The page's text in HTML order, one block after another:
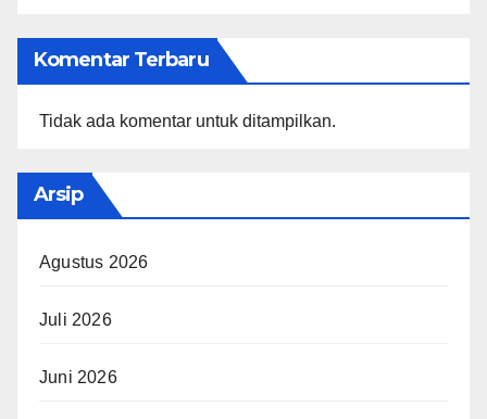
Komentar Terbaru
Tidak ada komentar untuk ditampilkan.
Arsip
Agustus 2026
Juli 2026
Juni 2026